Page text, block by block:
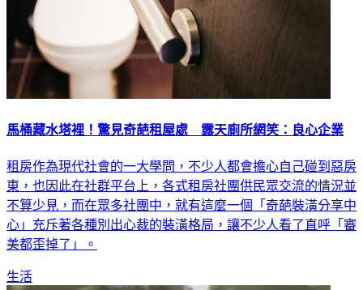
馬桶藏水塔裡！驚見奇葩租屋處 露天廁所網笑：良心企業
租房作為現代社會的一大學問，不少人都會擔心自己碰到惡房
東，也因此在社群平台上，各式租房社團供民眾交流的情況並
不算少見，而在眾多社團中，就有這麼一個「奇葩裝潢分享中
心」充斥著各種別出心裁的裝潢格局，讓不少人看了直呼「審
美都歪掉了」。
生活